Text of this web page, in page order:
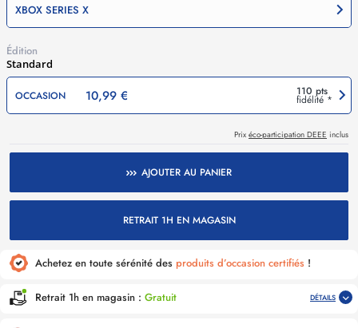
Édition
Standard
XBOX SERIES X
OCCASION 10,99 € 110 pts
fidélité *
Prix éco-participation DEEE inclus
AJOUTER AU PANIER
RETRAIT 1H EN MAGASIN
Achetez en toute sérénité des produits d’occasion certifiés !
Retrait 1h en magasin : Gratuit DÉTAILS